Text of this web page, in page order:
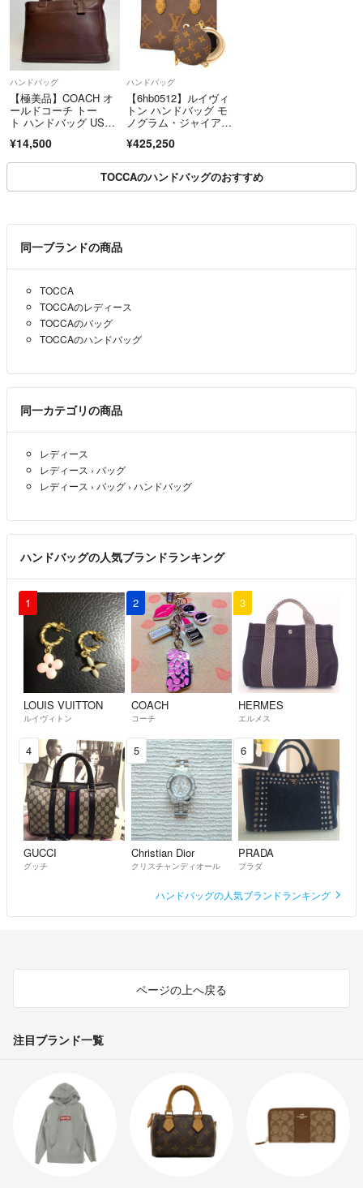
ハンドバッグ
【極美品】COACH オ
ールドコーチ トー
ト ハンドバッグ USA
03
¥14,500
ハンドバッグ
【6hb0512】ルイヴィ
トン ハンドバッグ モ
ノグラム・ジャイアン
ーPM M46373 ブラウ
古】レディース
¥425,250
TOCCAのハンドバッグのおすすめ
同一ブランドの商品
TOCCA
TOCCAのレディース
TOCCAのバッグ
TOCCAのハンドバッグ
同一カテゴリの商品
レディース
レディース › バッグ
レディース › バッグ › ハンドバッグ
ハンドバッグの人気ブランドランキング
1
LOUIS VUITTON
ルイヴィトン
2
COACH
コーチ
3
HERMES
エルメス
4
GUCCI
グッチ
5
Christian Dior
クリスチャンディオール
6
PRADA
プラダ
ハンドバッグの人気ブランドランキング
ページの上へ戻る
注目ブランド一覧